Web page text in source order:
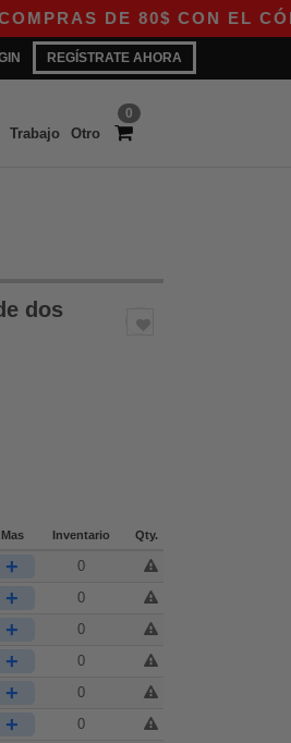
80$ CON EL CÓDIGO
REGÍSTRATE AHORA
0
Trabajo Otro
dos
Mas Inventario Qty.
+
0
+
0
+
0
+
0
+
0
+
0